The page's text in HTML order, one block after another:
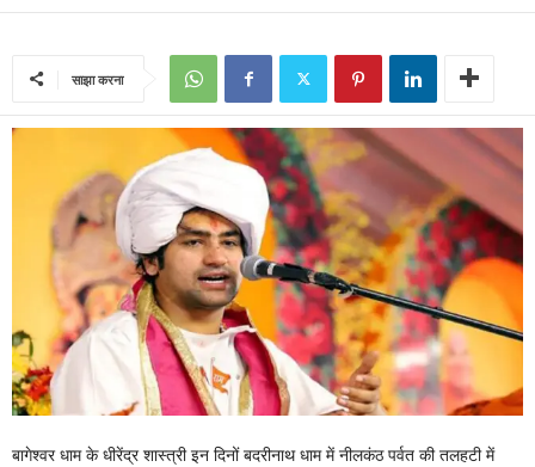
साझा करना
बागेश्वर धाम के धीरेंद्र शास्त्री इन दिनों बदरीनाथ धाम में नीलकंठ पर्वत की तलहटी में